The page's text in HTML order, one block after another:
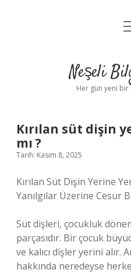
Yasal
Neşeli
Her gün yeni
Kırılan süt dişin
mı ?
Tarih: Kasım 8, 2025
Kırılan Süt Dişin Yerine
Yanılgılar Üzerine Cesur
Süt dişleri, çocukluk
parçasıdır. Bir çocuk
ve kalıcı dişler yerini alır.
hakkında neredeyse